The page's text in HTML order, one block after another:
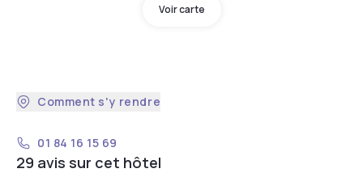
Voir carte
Comment s'y rendre
01 84 16 15 69
29 avis sur cet hôtel